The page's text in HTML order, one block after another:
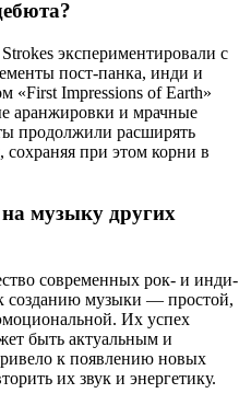
экспериментировали с
пост-панка, инди и
«First Impressions of Earth»
аранжировки и мрачные
продолжили расширять
при этом корни в
музыку других
современных рок- и инди-
созданию музыки — простой,
Их успех
быть актуальным и
к появлению новых
их звук и энергетику.